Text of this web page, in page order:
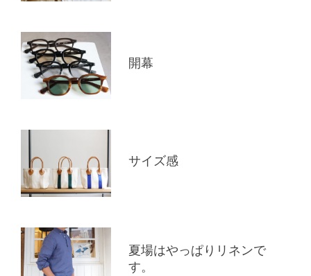
開幕
サイズ感
夏場はやっぱりリネンで
す。